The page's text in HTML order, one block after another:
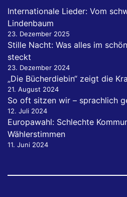
Internationale Lieder: Vom
Lindenbaum
23. Dezember 2025
Stille Nacht: Was alles im
steckt
23. Dezember 2024
„Die Bücherdiebin“ zeigt die
21. August 2024
So oft sitzen wir – sprachlich
12. Juli 2024
Europawahl: Schlechte
Wählerstimmen
11. Juni 2024